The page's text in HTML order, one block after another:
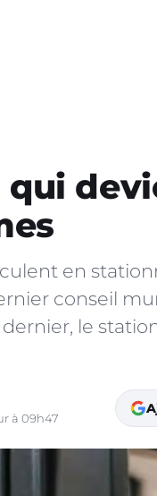
qui
en
conseil
dernier, le
à 09h47